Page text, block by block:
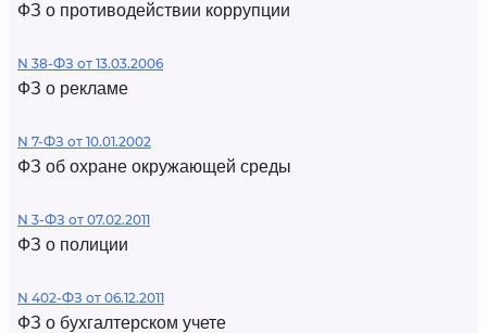
ФЗ о противодействии коррупции
N 38-ФЗ от 13.03.2006
ФЗ о рекламе
N 7-ФЗ от 10.01.2002
ФЗ об охране окружающей среды
N 3-ФЗ от 07.02.2011
ФЗ о полиции
N 402-ФЗ от 06.12.2011
ФЗ о бухгалтерском учете